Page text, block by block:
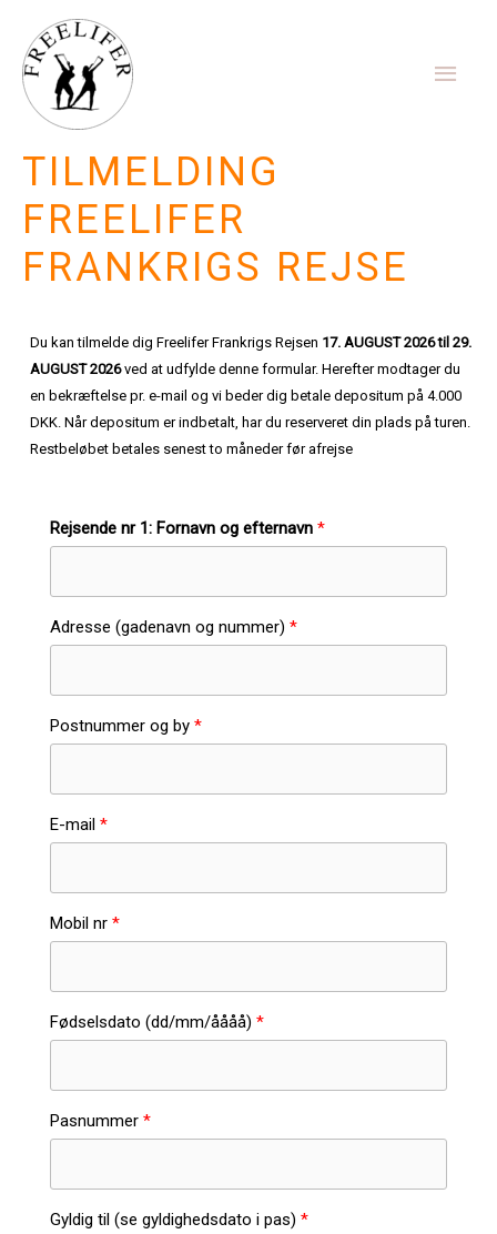
indholdet
TILMELDING
FREELIFER
FRANKRIGS REJSE
Du kan tilmelde dig Freelifer Frankrigs Rejsen 17. AUGUST 2026 til 29.
AUGUST 2026ved at udfylde denne formular. Herefter modtager du
en bekræftelse pr. e-mail og vi beder dig betale depositum på 4.000
DKK. Når depositum er indbetalt, har du reserveret din plads på turen.
Restbeløbet betales senest to måneder før afrejse
Rejsende nr 1: Fornavn og efternavn
Adresse (gadenavn og nummer)
Postnummer og by
E-mail
Mobil nr
Fødselsdato (dd/mm/åååå)
Pasnummer
Gyldig til (se gyldighedsdato i pas)